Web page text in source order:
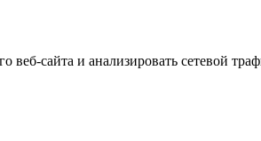
сайта и анализировать сетевой